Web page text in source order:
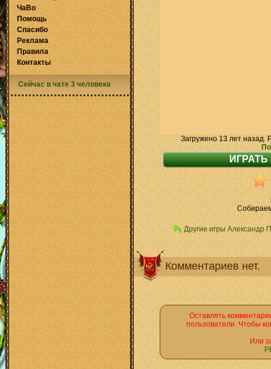
Загружено 13 лет назад.
Другие игры Александр
Комментариев нет.
Оставлять
пользователи. Чтобы
Или
ЧаВо
Помощь
Спасибо
Реклама
Правила
Контакты
Сейчас в чате 3 человека